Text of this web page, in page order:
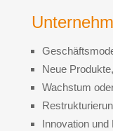
Neue
Wachstum
Innovation und